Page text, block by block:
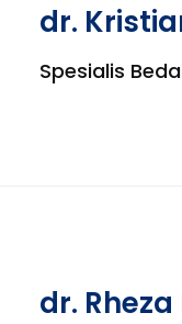
dr.
Spesialis
dr.